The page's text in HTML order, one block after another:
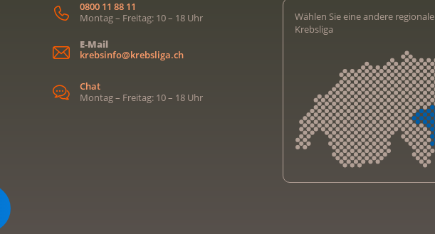
0800 11 88 11
Montag – Freitag: 10 – 18 Uhr
E-Mail
krebsinfo@krebsliga.ch
Chat
Montag – Freitag: 10 – 18 Uhr
Wählen Sie eine andere regionale
Krebsliga